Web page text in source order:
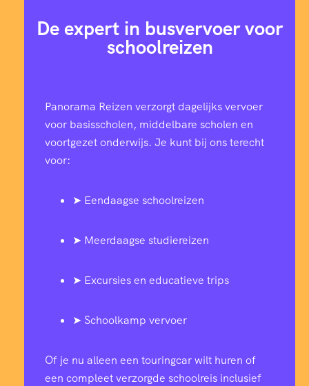
De expert in busvervoer voor
schoolreizen
Panorama Reizen verzorgt dagelijks vervoer
voor basisscholen, middelbare scholen en
voortgezet onderwijs. Je kunt bij ons terecht
voor:
➤ Eendaagse schoolreizen
➤ Meerdaagse studiereizen
➤ Excursies en educatieve trips
➤ Schoolkamp vervoer
Of je nu alleen een touringcar wilt huren of
een compleet verzorgde schoolreis inclusief